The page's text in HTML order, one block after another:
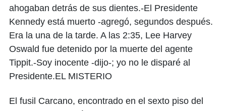
ahogaban detrás de sus dientes.-El Presidente
Kennedy está muerto -agregó, segundos después.
Era la una de la tarde. A las 2:35, Lee Harvey
Oswald fue detenido por la muerte del agente
Tippit.-Soy inocente -dijo-; yo no le disparé al
Presidente.EL MISTERIO
El fusil Carcano, encontrado en el sexto piso del